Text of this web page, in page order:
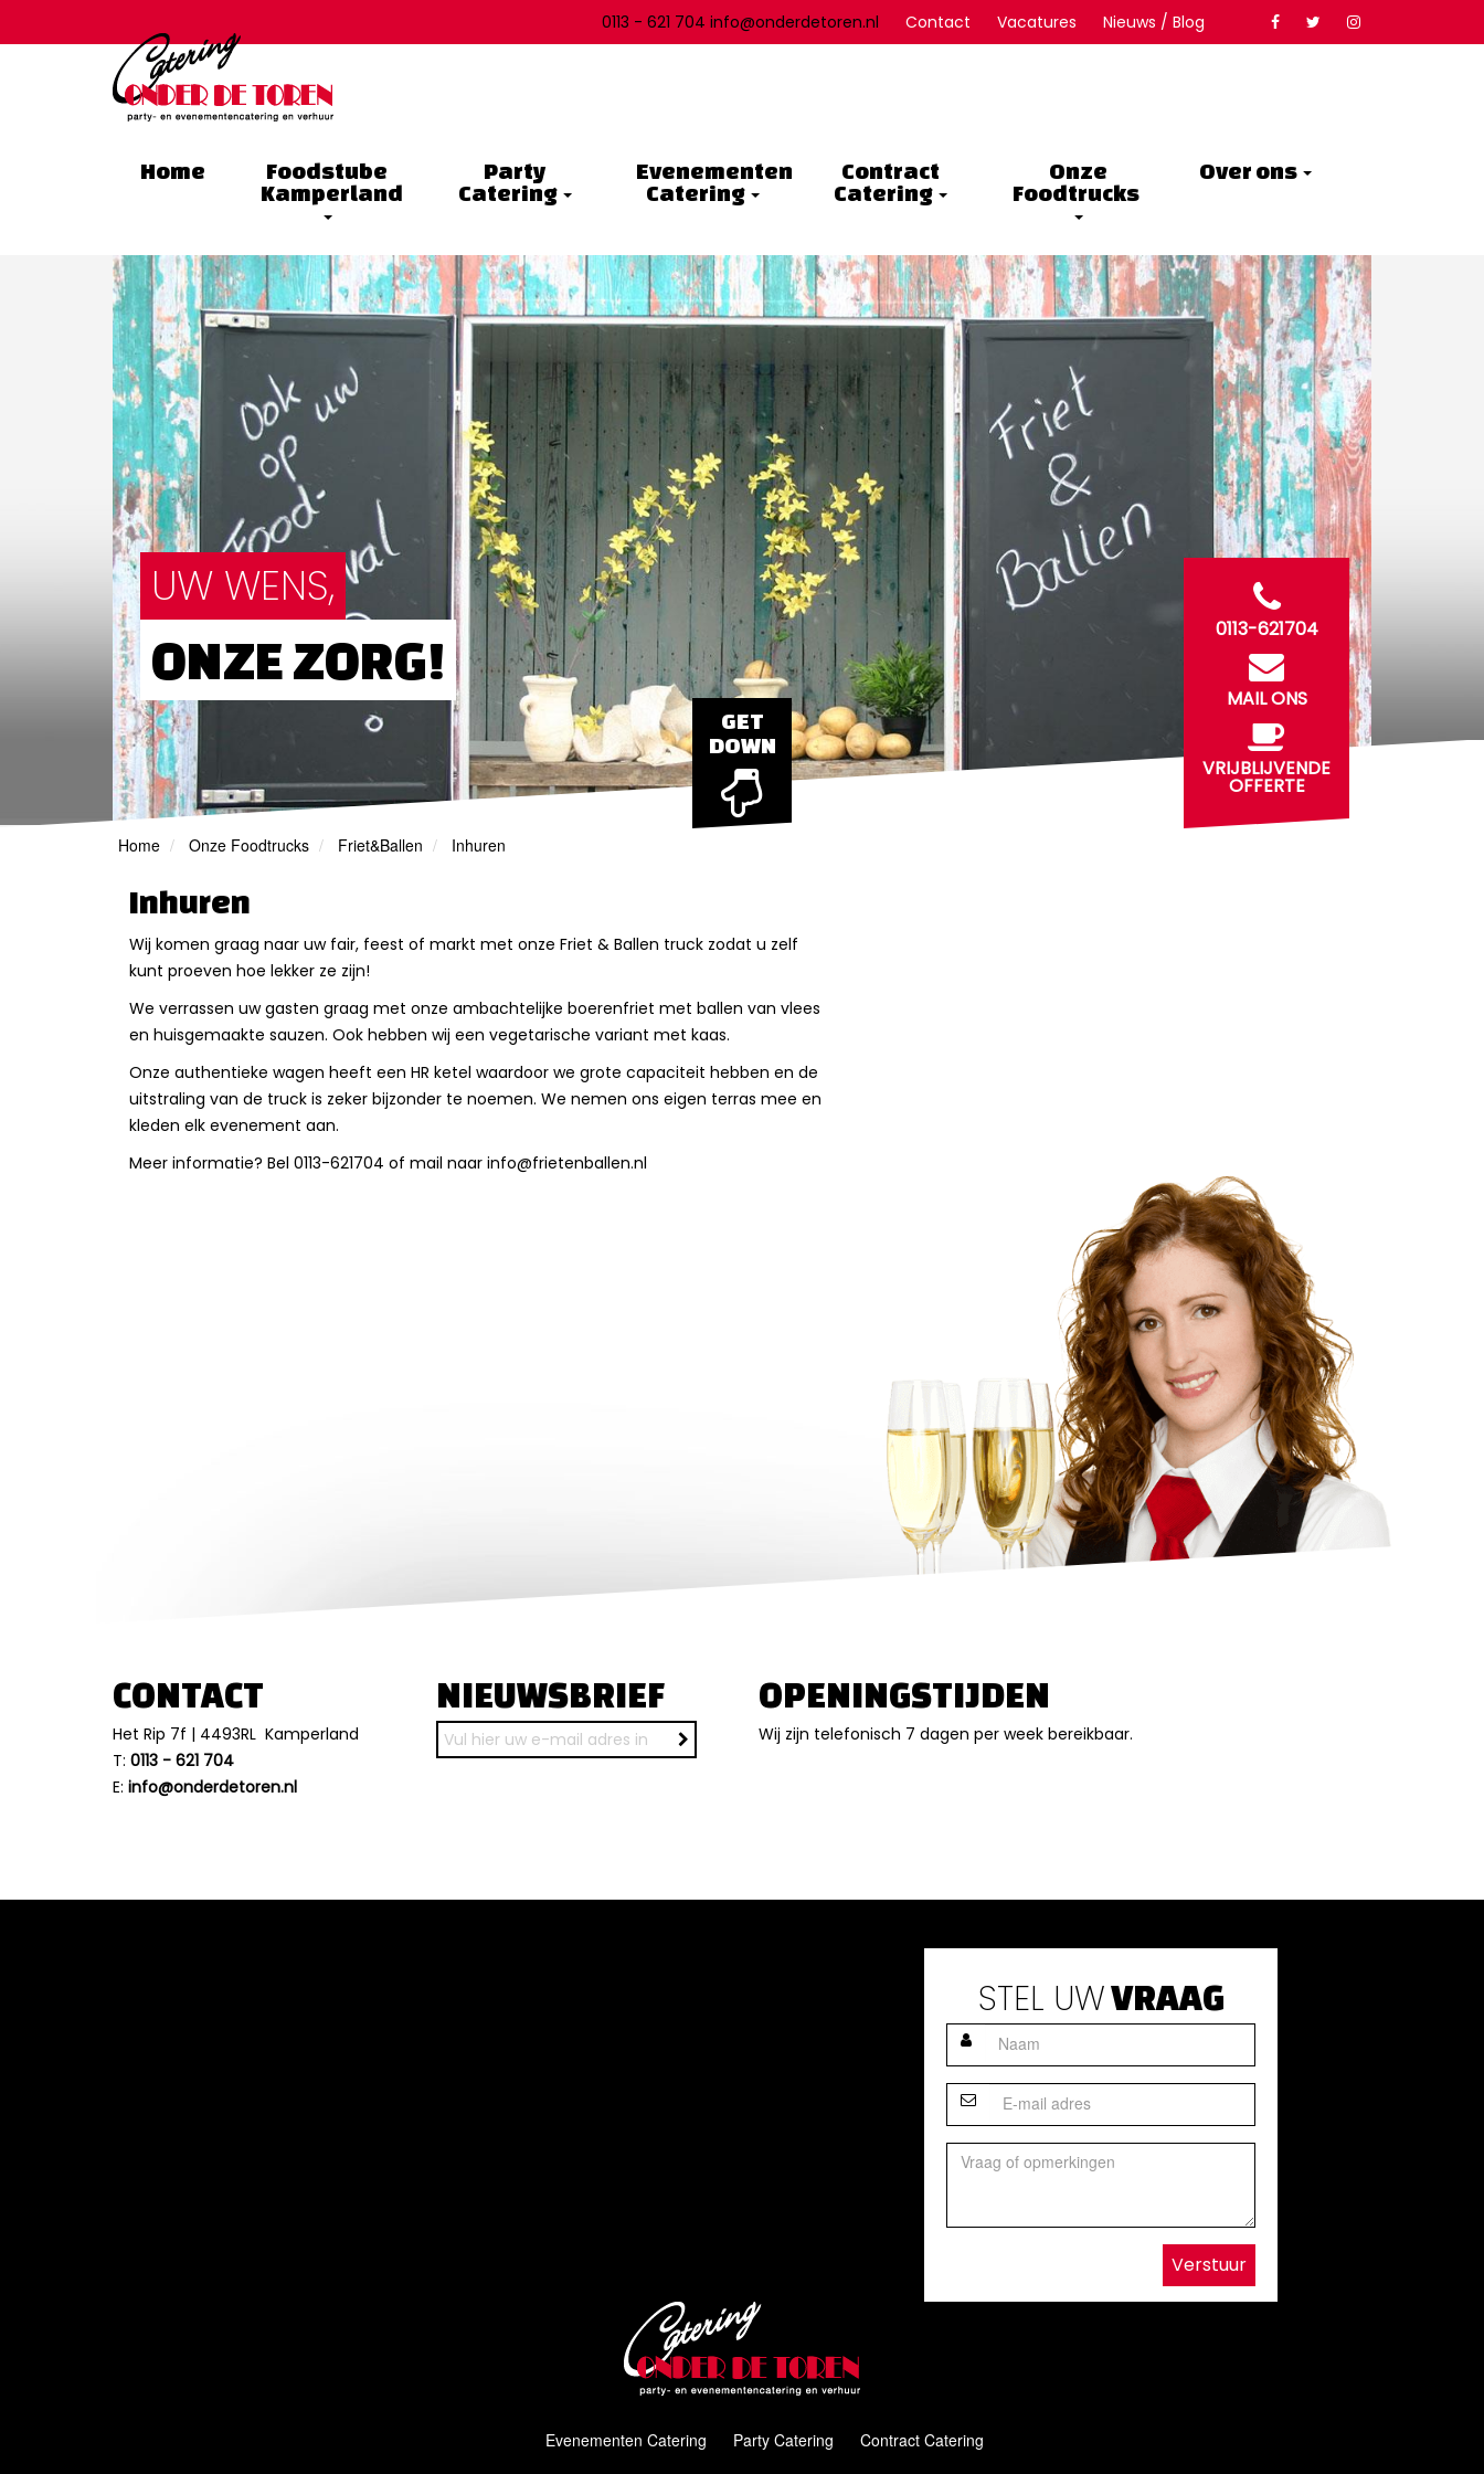
0113 - 621 704 info@onderdetoren.nl Contact Vacatures Nieuws / Blog
Home
Foodstube
Kamperland
Party
Catering
Evenementen
Catering
Contract
Catering
Onze
Foodtrucks
Over ons
UW WENS,
ONZE ZORG!
GET
DOWN
0113-621704
MAIL ONS
VRIJBLIJVENDE
OFFERTE
Home Onze Foodtrucks Friet&Ballen Inhuren
Inhuren
Wij komen graag naar uw fair, feest of markt met onze Friet & Ballen truck zodat u zelf
kunt proeven hoe lekker ze zijn!
We verrassen uw gasten graag met onze ambachtelijke boerenfriet met ballen van vlees
en huisgemaakte sauzen. Ook hebben wij een vegetarische variant met kaas.
Onze authentieke wagen heeft een HR ketel waardoor we grote capaciteit hebben en de
uitstraling van de truck is zeker bijzonder te noemen. We nemen ons eigen terras mee en
kleden elk evenement aan.
Meer informatie? Bel 0113-621704 of mail naar info@frietenballen.nl
CONTACT
Het Rip 7f | 4493RL Kamperland
T: 0113 - 621 704
E: info@onderdetoren.nl
NIEUWSBRIEF OPENINGSTIJDEN
Wij zijn telefonisch 7 dagen per week bereikbaar.
STEL UWVRAAG
Evenementen Catering Party Catering Contract Catering